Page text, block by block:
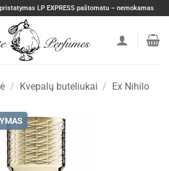
LP EXPRESS paštomatu – nemokamas
/ Kvepalų buteliukai / Ex Nihilo